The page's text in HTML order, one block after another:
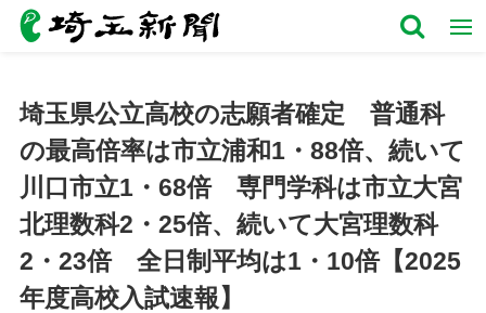
埼玉県公立高校の志願者確定 普通科
の最高倍率は市立浦和1・88倍、続いて
川口市立1・68倍 専門学科は市立大宮
北理数科2・25倍、続いて大宮理数科
2・23倍 全日制平均は1・10倍【2025
年度高校入試速報】